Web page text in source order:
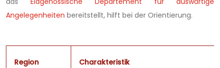
Angelegenheiten bereitstellt, hilft bei der Orientierung.
Region Charakteristik